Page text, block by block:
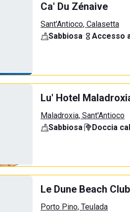
Ca' Du Zénaive
Sant'Antioco, Calasetta
Sabbiosa· Accesso
Lu' Hotel
Maladroxia, Sant'Antioco
Sabbiosa· Doccia
Le Dune Beach Club
Porto Pino, Teulada